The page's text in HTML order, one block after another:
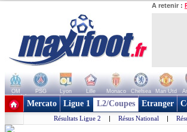
A retenir :
OM PSG Lyon Lille Monaco Chelsea Man Utd
+ de clubs
Mercato Ligue 1 L2/Coupes Etranger
Résultats Ligue 2 | Résus National |